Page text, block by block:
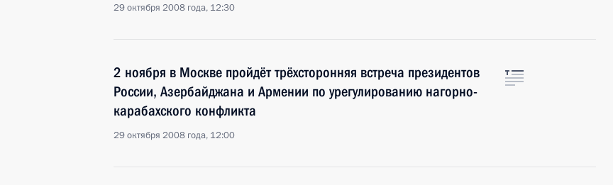
29 октября 2008 года, 12:30
2 ноября в Москве пройдёт трёхсторонняя встреча президентов
России, Азербайджана и Армении по урегулированию нагорно-
карабахского конфликта
29 октября 2008 года, 12:00